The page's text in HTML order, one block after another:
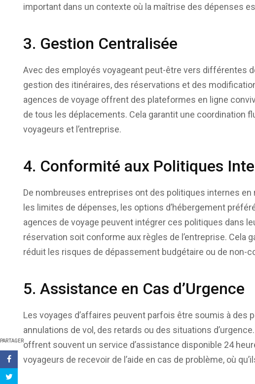
PARTAGER
important dans un contexte où la maîtrise des dépenses
3. Gestion Centralisée
Avec des employés voyageant peut-être vers différentes
gestion des itinéraires, des réservations et des
agences de voyage offrent des plateformes en ligne
de tous les déplacements. Cela garantit une coordination
voyageurs et l’entreprise.
4. Conformité aux Politiques
De nombreuses entreprises ont des politiques internes en
les limites de dépenses, les options d’hébergement
agences de voyage peuvent intégrer ces politiques dans
réservation soit conforme aux règles de l’entreprise. Cela
réduit les risques de dépassement budgétaire ou de non-
5. Assistance en Cas d’Urgence
Les voyages d’affaires peuvent parfois être soumis à des
annulations de vol, des retards ou des situations
offrent souvent un service d’assistance disponible 24
voyageurs de recevoir de l’aide en cas de problème, où